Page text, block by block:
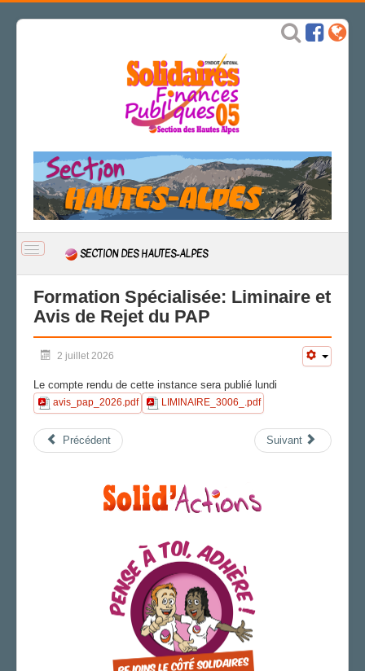
BASCULER
NAVIGATION
SECTION DES HAUTES-ALPES
ACTUALITÉ
CSAL
CAP/Recours
Action sociale
Archives
L'ÉCHO DES MONTAGNES
Formation Spécialisée: Liminaire et
Avis de Rejet du PAP
2 juillet 2026
Le compte rendu de cette instance sera publié lundi
avis_pap_2026.pdf LIMINAIRE_3006_.pdf
Précédent Suivant